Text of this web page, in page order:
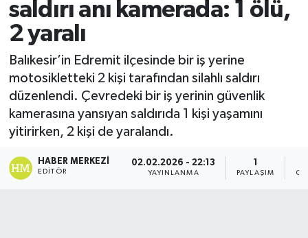
saldırı anı kamerada: 1 ölü,
2 yaralı
Balıkesir’in Edremit ilçesinde bir iş yerine
motosikletteki 2 kişi tarafından silahlı saldırı
düzenlendi. Çevredeki bir iş yerinin güvenlik
kamerasına yansıyan saldırıda 1 kişi yaşamını
yitirirken, 2 kişi de yaralandı.
HABER MERKEZI
EDITÖR
02.02.2026 - 22:13
YAYINLANMA PAYLAŞIM
Haber Arşivi